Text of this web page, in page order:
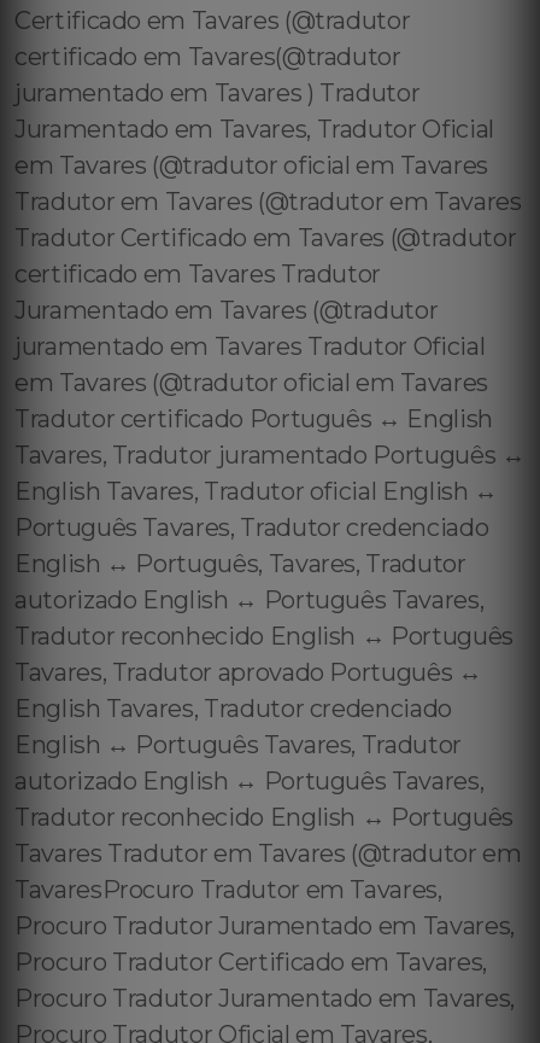
Certificado em Tavares (@tradutor
certificado em Tavares(@tradutor
juramentado em Tavares ) Tradutor
Juramentado em Tavares, Tradutor Oficial
em Tavares (@tradutor oficial em Tavares
Tradutor em Tavares (@tradutor em Tavares
Tradutor Certificado em Tavares (@tradutor
certificado em Tavares Tradutor
Juramentado em Tavares (@tradutor
juramentado em Tavares Tradutor Oficial
em Tavares (@tradutor oficial em Tavares
Tradutor certificado Português ↔️ English
Tavares, Tradutor juramentado Português ↔️
English Tavares, Tradutor oficial English ↔️
Português Tavares, Tradutor credenciado
English ↔️ Português, Tavares, Tradutor
autorizado English ↔️ Português Tavares,
Tradutor reconhecido English ↔️ Português
Tavares, Tradutor aprovado Português ↔️
English Tavares, Tradutor credenciado
English ↔️ Português Tavares, Tradutor
autorizado English ↔️ Português Tavares,
Tradutor reconhecido English ↔️ Português
Tavares Tradutor em Tavares (@tradutor em
TavaresProcuro Tradutor em Tavares,
Procuro Tradutor Juramentado em Tavares,
Procuro Tradutor Certificado em Tavares,
Procuro Tradutor Juramentado em Tavares,
Procuro Tradutor Oficial em Tavares,